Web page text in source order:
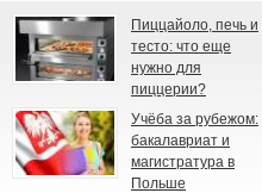
Пиццайоло, печь и
тесто: что еще
нужно для
пиццерии?
Учёба за рубежом:
бакалавриат и
магистратура в
Польше